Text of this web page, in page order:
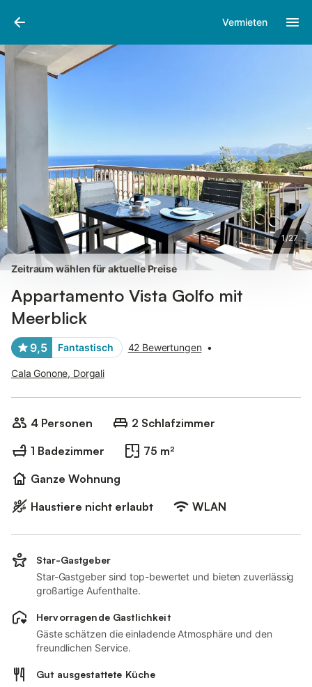
Vermieten
1/27
Bilder
Zeitraum wählen für aktuelle Preise
Appartamento Vista Golfo mit
Meerblick
9,5 Fantastisch 42 Bewertungen •
Cala Gonone, Dorgali
4 Personen
2 Schlafzimmer
1 Badezimmer
75 m²
Ganze Wohnung
Haustiere nicht erlaubt
WLAN
Star-Gastgeber
Star-Gastgeber sind top-bewertet und bieten zuverlässig
großartige Aufenthalte.
Hervorragende Gastlichkeit
Gäste schätzen die einladende Atmosphäre und den
freundlichen Service.
Gut ausgestattete Küche